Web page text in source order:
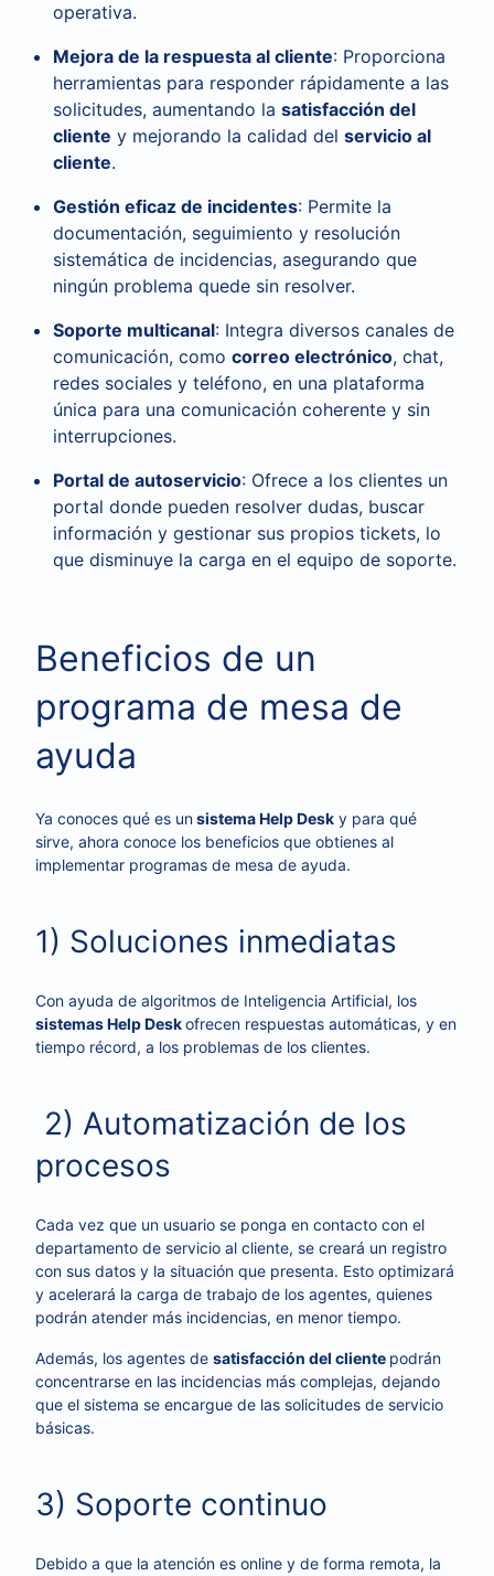
operativa.
Mejora de la respuesta al cliente: Proporciona
herramientas para responder rápidamente a las
solicitudes, aumentando la satisfacción del
cliente y mejorando la calidad del servicio al
cliente.
Gestión eficaz de incidentes: Permite la
documentación, seguimiento y resolución
sistemática de incidencias, asegurando que
ningún problema quede sin resolver.
Soporte multicanal: Integra diversos canales de
comunicación, como correo electrónico, chat,
redes sociales y teléfono, en una plataforma
única para una comunicación coherente y sin
interrupciones.
Portal de autoservicio: Ofrece a los clientes un
portal donde pueden resolver dudas, buscar
información y gestionar sus propios tickets, lo
que disminuye la carga en el equipo de soporte.
Beneficios de un
programa de mesa de
ayuda
Ya conoces qué es unsistema Help Desk y para qué
sirve, ahora conoce los beneficios que obtienes al
implementar programas de mesa de ayuda.
1) Soluciones inmediatas
Con ayuda de algoritmos de Inteligencia Artificial, los
sistemas Help Deskofrecen respuestas automáticas, y en
tiempo récord, a los problemas de los clientes.
2) Automatización de los
procesos
Cada vez que un usuario se ponga en contacto con el
departamento de servicio al cliente, se creará un registro
con sus datos y la situación que presenta. Esto optimizará
y acelerará la carga de trabajo de los agentes, quienes
podrán atender más incidencias, en menor tiempo.
Además, los agentes de satisfacción del cliente podrán
concentrarse en las incidencias más complejas, dejando
que el sistema se encargue de las solicitudes de servicio
básicas.
3) Soporte continuo
Debido a que la atención es online y de forma remota, la